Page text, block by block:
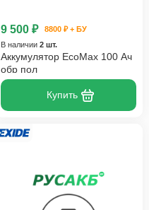
9 500 ₽
8800 ₽ + БУ
В наличии 2 шт.
Аккумулятор EcoMax 100 Ач
обр пол
Купить